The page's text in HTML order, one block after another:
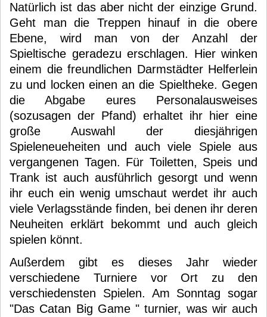
Natürlich ist das aber nicht der einzige Grund.
Geht man die Treppen hinauf in die obere
Ebene, wird man von der Anzahl der
Spieltische geradezu erschlagen. Hier winken
einem die freundlichen Darmstädter Helferlein
zu und locken einen an die Spieltheke. Gegen
die Abgabe eures Personalausweises
(sozusagen der Pfand) erhaltet ihr hier eine
große Auswahl der diesjährigen
Spieleneueheiten und auch viele Spiele aus
vergangenen Tagen. Für Toiletten, Speis und
Trank ist auch ausführlich gesorgt und wenn
ihr euch ein wenig umschaut werdet ihr auch
viele Verlagsstände finden, bei denen ihr deren
Neuheiten erklärt bekommt und auch gleich
spielen könnt.
Außerdem gibt es dieses Jahr wieder
verschiedene Turniere vor Ort zu den
verschiedensten Spielen. Am Sonntag sogar
"Das Catan Big Game " turnier, was wir auch